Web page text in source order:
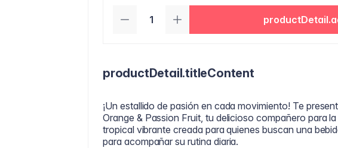
productDetail.titleContent
¡Un estallido de pasión en cada movimiento! Te
Orange & Passion Fruit, tu delicioso compañero para
tropical vibrante creada para quienes buscan una
para acompañar su rutina diaria.